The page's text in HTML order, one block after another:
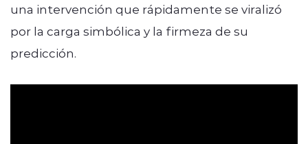
una intervención que rápidamente se viralizó
por la carga simbólica y la firmeza de su
predicción.